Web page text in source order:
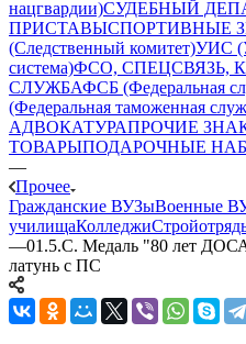
нацгвардии)СУДЕБНЫЙ
ПРИСТАВЫСПОРТИВНЫЕ
(Следственный комитет)УИС
система)ФСО, СПЕЦСВЯЗЬ,
СЛУЖБАФСБ (Федеральная
(Федеральная таможенная
АДВОКАТУРАПРОЧИЕ
ТОВАРЫПОДАРОЧНЫЕ
—
Прочее
Гражданские ВУЗыВоенные
училищаКолледжи
—01.5.С. Медаль "80 лет
латунь с ПС